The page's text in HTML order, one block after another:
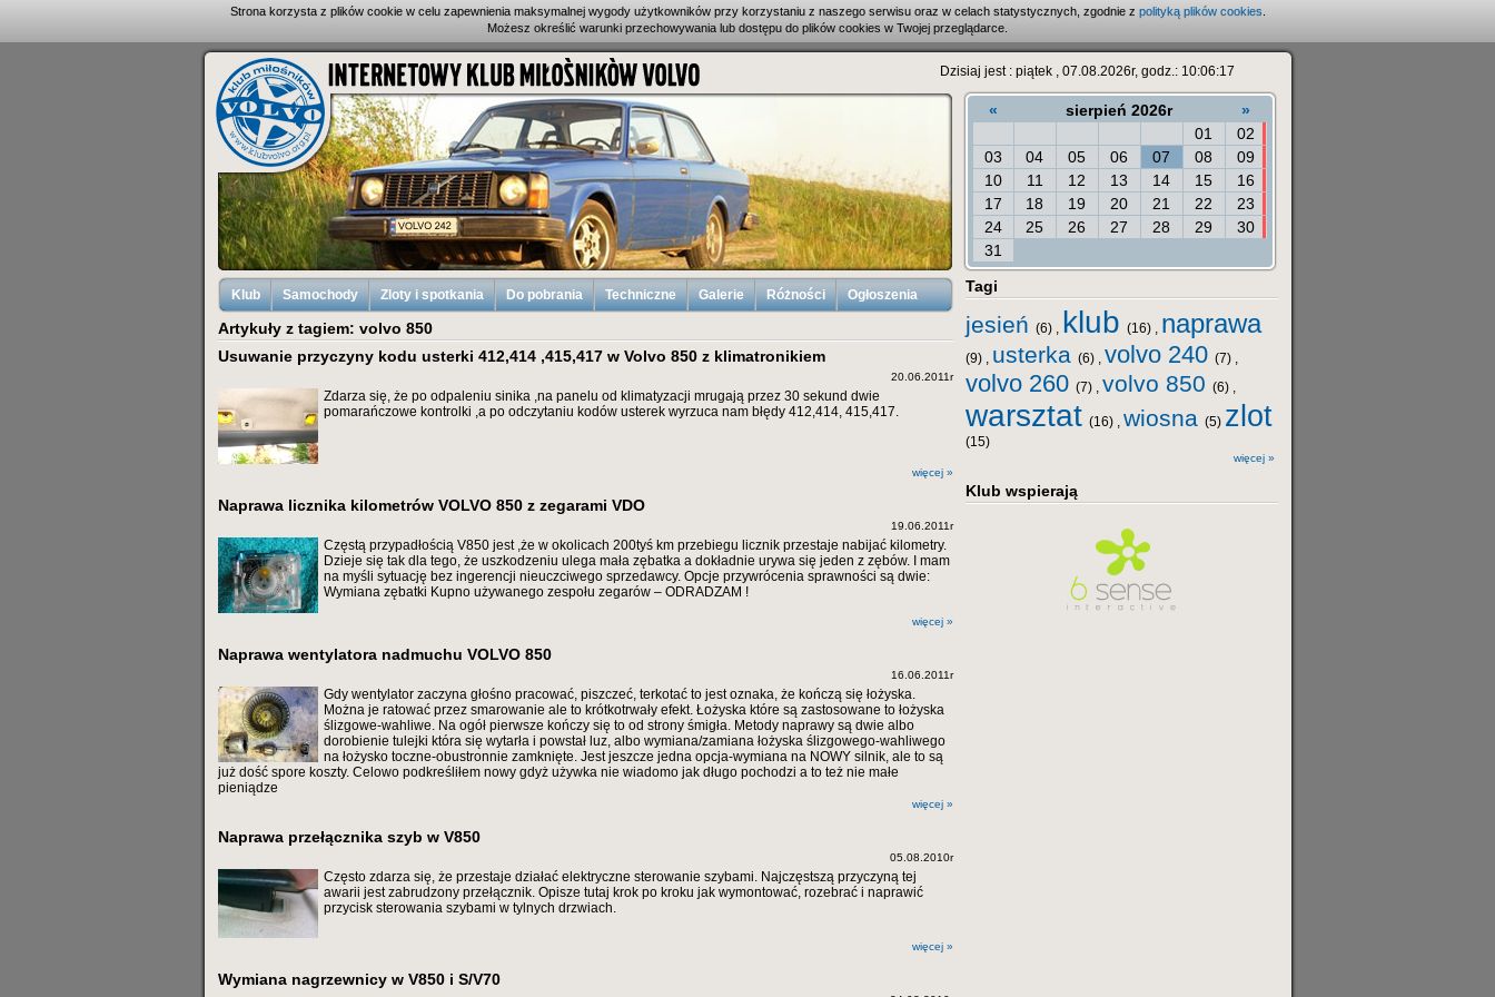
Strona korzysta z plików cookie w celu zapewnienia maksymalnej wygody użytkowników przy korzystaniu z naszego serwisu oraz w celach statystycznych, zgodnie z polityką plików cookies
Możesz określić warunki przechowywania lub dostępu do plików cookies w Twojej przeglądarce.
Dzisiaj jest : piątek , 07.08.2026r, godz.: 10:06:17
« sierpień 2026r
»
01
02
03
04 05 06 07 08
09
10
11 12 13 14 15
16
17
18 19 20 21 22
23
24
25 26 27 28 29
30
31
Klub Samochody Zloty i spotkania Do pobrania Techniczne Galerie Różności Ogłoszenia Tagi
jesień (6) , klub (16) , naprawa
(9) , usterka (6) , volvo 240 (7) ,
volvo 260 (7) , volvo 850 (6) ,
warsztat (16) , wiosna (5) zlot
(15)
więcej »
Klub wspierają
Artykuły z tagiem: volvo 850
Usuwanie przyczyny kodu usterki 412,414 ,415,417 w Volvo 850 z klimatronikiem
20.06.2011r
Zdarza się, że po odpaleniu sinika ,na panelu od klimatyzacji mrugają przez 30 sekund dwie
pomarańczowe kontrolki ,a po odczytaniu kodów usterek wyrzuca nam błędy 412,414, 415,417.
więcej »
Naprawa licznika kilometrów VOLVO 850 z zegarami VDO
19.06.2011r
Częstą przypadłością V850 jest ,że w okolicach 200tyś km przebiegu licznik przestaje nabijać kilometry.
Dzieje się tak dla tego, że uszkodzeniu ulega mała zębatka a dokładnie urywa się jeden z zębów. I mam
na myśli sytuację bez ingerencji nieuczciwego sprzedawcy. Opcje przywrócenia sprawności są dwie:
Wymiana zębatki Kupno używanego zespołu zegarów – ODRADZAM !
więcej »
Naprawa wentylatora nadmuchu VOLVO 850
16.06.2011r
Gdy wentylator zaczyna głośno pracować, piszczeć, terkotać to jest oznaka, że kończą się łożyska.
Można je ratować przez smarowanie ale to krótkotrwały efekt. Łożyska które są zastosowane to łożyska
ślizgowe-wahliwe. Na ogół pierwsze kończy się to od strony śmigła. Metody naprawy są dwie albo
dorobienie tulejki która się wytarła i powstał luz, albo wymiana/zamiana łożyska ślizgowego-wahliwego
na łożysko toczne-obustronnie zamknięte. Jest jeszcze jedna opcja-wymiana na NOWY silnik, ale to są
już dość spore koszty. Celowo podkreśliłem nowy gdyż używka nie wiadomo jak długo pochodzi a to też nie małe
pieniądze
więcej »
Naprawa przełącznika szyb w V850
05.08.2010r
Często zdarza się, że przestaje działać elektryczne sterowanie szybami. Najczęstszą przyczyną tej
awarii jest zabrudzony przełącznik. Opisze tutaj krok po kroku jak wymontować, rozebrać i naprawić
przycisk sterowania szybami w tylnych drzwiach.
więcej »
Wymiana nagrzewnicy w V850 i S/V70